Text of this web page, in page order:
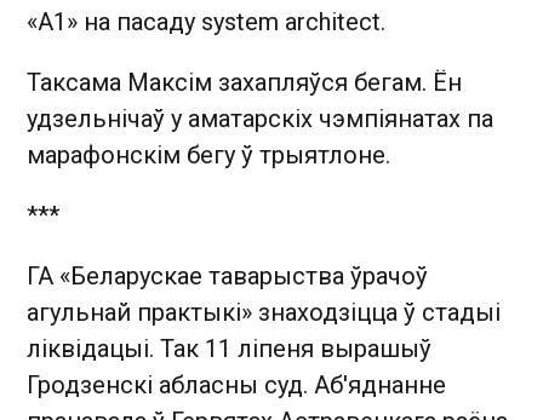
«A1» на пасаду system architect.
Таксама Максім захапляўся бегам. Ён
удзельнічаў у аматарскіх чэмпіянатах па
марафонскім бегу ў трыятлоне.
***
ГА «Беларускае таварыства ўрачоў
агульнай практыкі» знаходзіцца ў стадыі
ліквідацыі. Так 11 ліпеня вырашыў
Гродзенскі абласны суд. Аб'яднанне